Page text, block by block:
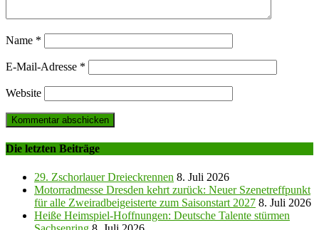
Name *
E-Mail-Adresse *
Website
Die letzten Beiträge
29. Zschorlauer Dreieckrennen 8. Juli 2026
Motorradmesse Dresden kehrt zurück: Neuer Szenetreffpunkt
für alle Zweiradbeigeisterte zum Saisonstart 2027 8. Juli 2026
Heiße Heimspiel-Hoffnungen: Deutsche Talente stürmen